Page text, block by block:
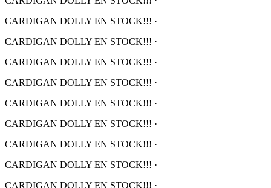
CARDIGAN DOLLY EN STOCK!!! ·
CARDIGAN DOLLY EN STOCK!!! ·
CARDIGAN DOLLY EN STOCK!!! ·
CARDIGAN DOLLY EN STOCK!!! ·
CARDIGAN DOLLY EN STOCK!!! ·
CARDIGAN DOLLY EN STOCK!!! ·
CARDIGAN DOLLY EN STOCK!!! ·
CARDIGAN DOLLY EN STOCK!!! ·
CARDIGAN DOLLY EN STOCK!!! ·